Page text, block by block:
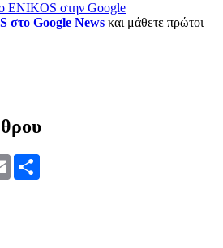
ENIKOS στην Google
στο Google News και μάθετε πρώτοι
Email